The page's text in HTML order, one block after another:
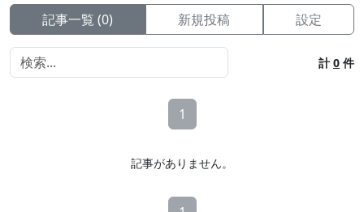
記事一覧 (0) 新規投稿 設定
計0 件
1
記事がありません。